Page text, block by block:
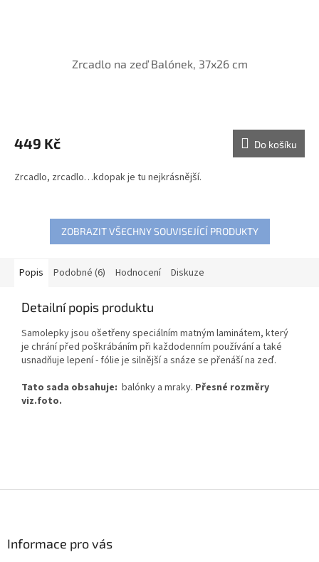
Zrcadlo na zeď Balónek, 37x26 cm
produktu
je
z
449 Kč Do košíku
Zrcadlo, zrcadlo…kdopak je tu nejkrásnější.
ZOBRAZIT VŠECHNY SOUVISEJÍCÍ PRODUKTY
Popis Podobné (6) Hodnocení Diskuze
Detailní popis produktu
Samolepky jsou ošetřeny speciálním matným laminátem, který
je chrání před poškrábáním při každodenním používání a také
usnadňuje lepení - fólie je silnější a snáze se přenáší na zeď.
Tato sada obsahuje: balónky a mraky. Přesné rozměry
viz.foto.
Informace pro vás